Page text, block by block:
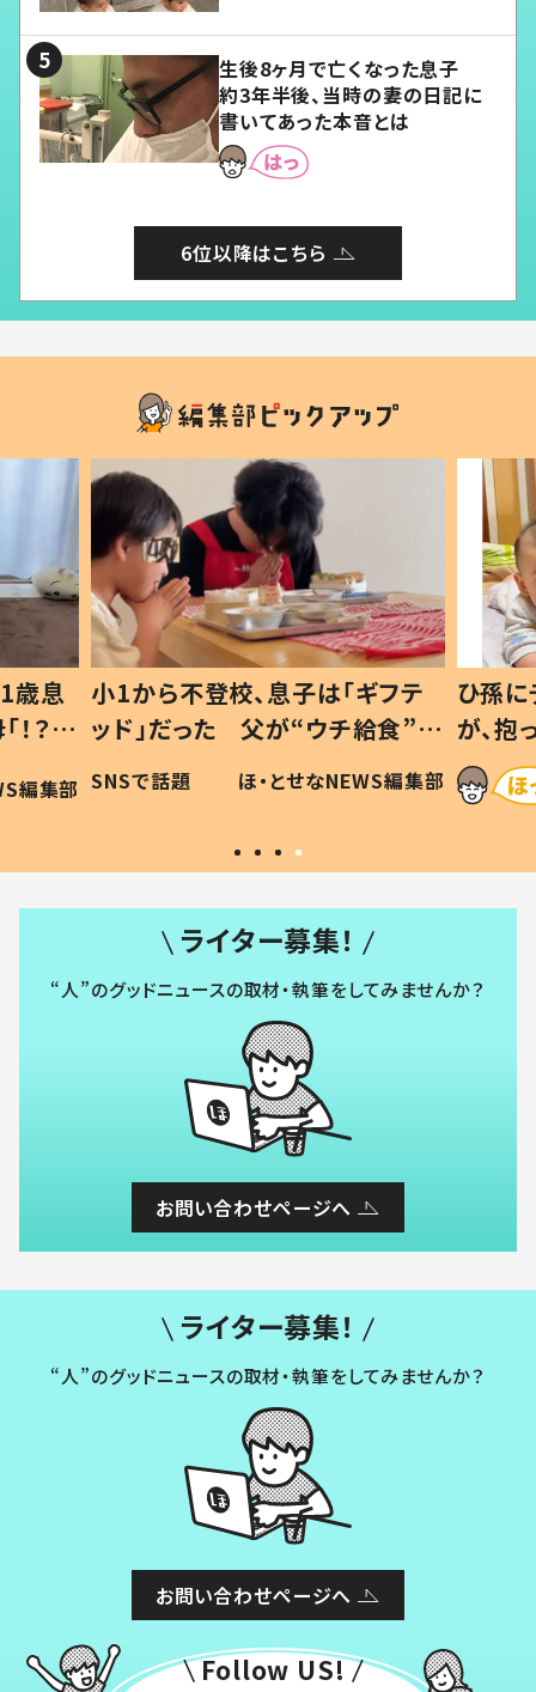
生後8ヶ月で亡くなった息子
約3年半後、当時の妻の日記に
書いてあった本音とは
6位以降はこちら
歳息
？」
編集部
小1から不登校、息子は「ギフテ
ッド」だった 父が“ウチ給食”を
作り続ける理由とは #令和の親
#令和の子
SNSで話題 ほ・とせなNEWS編集部
ひ孫
が、
「涙が
い」
ライター募集！
“人”のグッドニュースの取材・執筆をしてみませんか？
お問い合わせページへ
ライター募集！
“人”のグッドニュースの取材・執筆をしてみませんか？
お問い合わせページへ
Follow US!